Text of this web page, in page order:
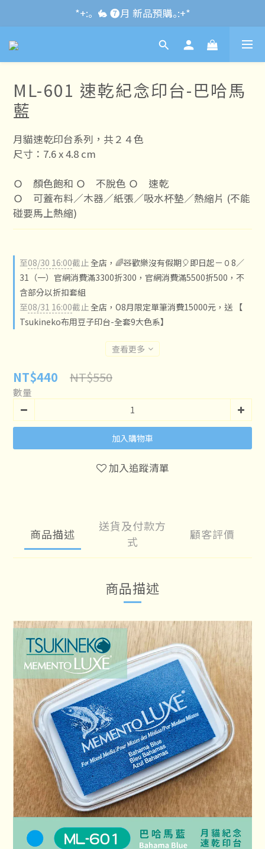
*+:｡\new / !🌌 官網消費滿千折百~RUN~:+*
*+:｡  🐇 ❼月 新品預購｡:+*
*+:｡     ❼月活動公告｡:+*
*+:｡\new / !🌌 官網消費滿千折百~RUN~:+*
ML-601 速乾紀念印台-巴哈馬
藍
月貓速乾印台系列，共２４色
尺寸：7.6 x 4.8 cm
Ｏ　顏色飽和 Ｏ　不脫色 Ｏ　速乾
Ｏ　可蓋布料／木器／紙張／吸水杯墊／熱縮片 (不能
碰要馬上熱縮)
至08/30 16:00截止全店，🌈🧸歡樂沒有假期🎈即日起－０8／
31（一）官網消費滿3300折300，官網消費滿5500折500，不
含部分以折扣套組
至08/31 16:00截止全店，O8月限定單筆消費15000元，送 【
Tsukineko布用豆子印台-全套9大色系】
查看更多
NT$440 NT$550
數量
加入購物車
加入追蹤清單
商品描述
送貨及付款方
式
顧客評價
商品描述